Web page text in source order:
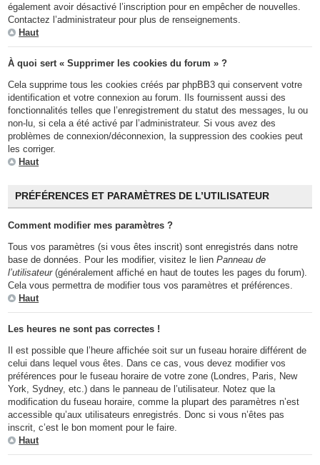
également avoir désactivé l’inscription pour en empêcher de nouvelles.
Contactez l’administrateur pour plus de renseignements.
Haut
À quoi sert « Supprimer les cookies du forum » ?
Cela supprime tous les cookies créés par phpBB3 qui conservent votre
identification et votre connexion au forum. Ils fournissent aussi des
fonctionnalités telles que l’enregistrement du statut des messages, lu ou
non-lu, si cela a été activé par l’administrateur. Si vous avez des
problèmes de connexion/déconnexion, la suppression des cookies peut
les corriger.
Haut
PRÉFÉRENCES ET PARAMÈTRES DE L’UTILISATEUR
Comment modifier mes paramètres ?
Tous vos paramètres (si vous êtes inscrit) sont enregistrés dans notre
base de données. Pour les modifier, visitez le lienPanneau de
l’utilisateur(généralement affiché en haut de toutes les pages du forum).
Cela vous permettra de modifier tous vos paramètres et préférences.
Haut
Les heures ne sont pas correctes !
Il est possible que l’heure affichée soit sur un fuseau horaire différent de
celui dans lequel vous êtes. Dans ce cas, vous devez modifier vos
préférences pour le fuseau horaire de votre zone (Londres, Paris, New
York, Sydney, etc.) dans le panneau de l’utilisateur. Notez que la
modification du fuseau horaire, comme la plupart des paramètres n’est
accessible qu’aux utilisateurs enregistrés. Donc si vous n’êtes pas
inscrit, c’est le bon moment pour le faire.
Haut